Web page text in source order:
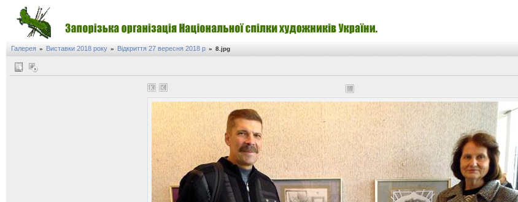
Галерея » Виставки 2018 року » Відкриття 27 вересня 2018 р » 8.jpg